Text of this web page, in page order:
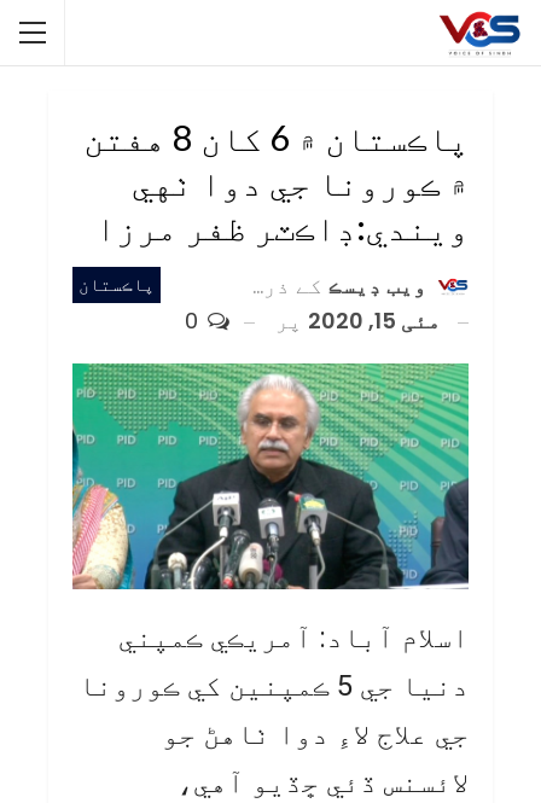
پاڪستان ۾ 6 کان 8 هفتن
۾ ڪورونا جي دوا ٺهي
ويندي:ڊاڪٽر ظفر مرزا
پاڪستان ويب ڊيسڪ کے ذریعہ
مئی 15, 2020
پر
اسلام آباد: آمريڪي ڪمپني
دنيا جي 5 ڪمپنين کي ڪورونا
جي علاج لاءِ دوا ٺاهڻ جو
لائسنس ڏئي ڇڏيو آهي،